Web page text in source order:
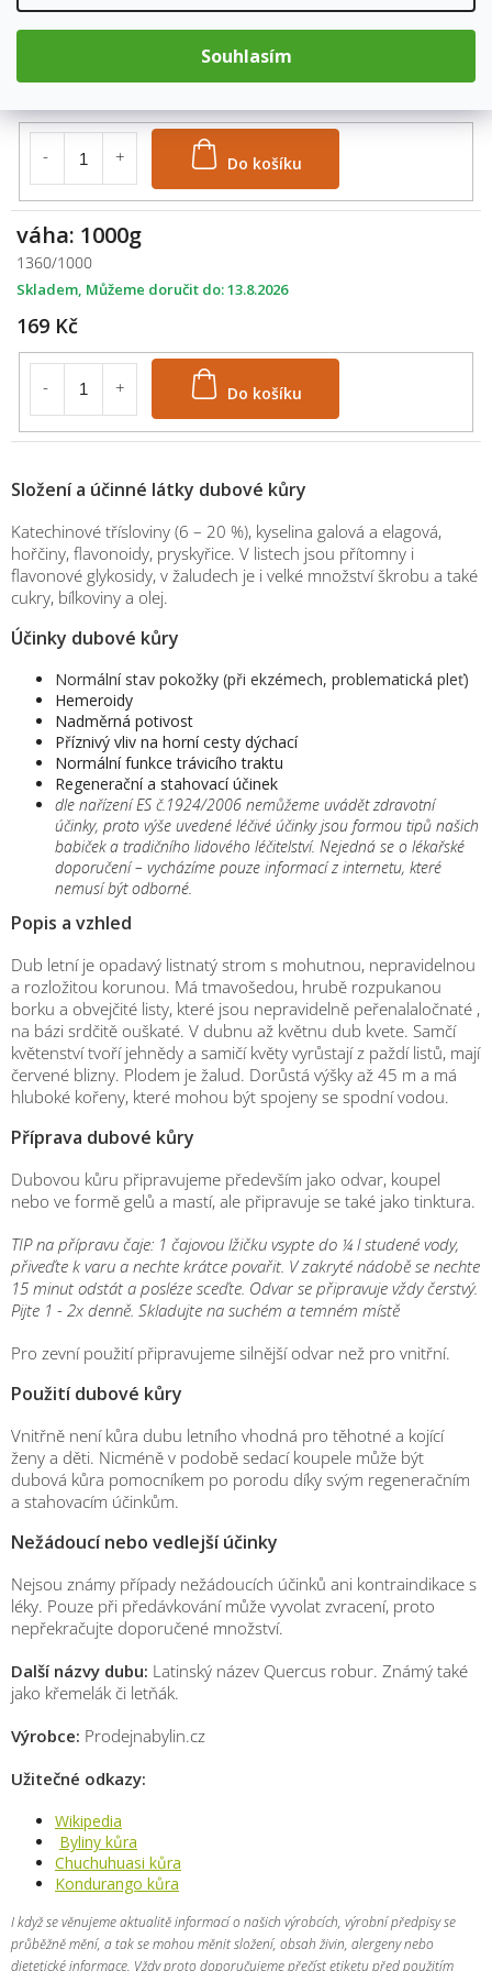
Souhlasím
1360/500
13.8.2026
váha: 1000g
1360/1000
169 Kč
Do košíku
Skladem 13.8.2026
Složení a účinné látky dubové kůry
Katechinové třísloviny (6 – 20 %), kyselina galová a elagová,
hořčiny, flavonoidy, pryskyřice. V listech jsou přítomny i
flavonové glykosidy, v žaludech je i velké množství škrobu a také
cukry, bílkoviny a olej.
Účinky dubové kůry
Normální stav pokožky (při ekzémech, problematická pleť)
Hemeroidy
Nadměrná potivost
Příznivý vliv na horní cesty dýchací
Normální funkce trávicího traktu
Regenerační a stahovací účinek
dle nařízení ES č.1924/2006 nemůžeme uvádět zdravotní
účinky, proto výše uvedené léčivé účinky jsou formou tipů našich
babiček a tradičního lidového léčitelství. Nejedná se o lékařské
doporučení – vycházíme pouze informací z internetu, které
nemusí být odborné.
Popis a vzhled
Dub letní je opadavý listnatý strom s mohutnou, nepravidelnou
a rozložitou korunou. Má tmavošedou, hrubě rozpukanou
borku a obvejčité listy, které jsou nepravidelně peřenalaločnaté ,
na bázi srdčitě ouškaté. V dubnu až květnu dub kvete. Samčí
květenství tvoří jehnědy a samičí květy vyrůstají z paždí listů, mají
červené blizny. Plodem je žalud. Dorůstá výšky až 45 m a má
hluboké kořeny, které mohou být spojeny se spodní vodou.
Příprava dubové kůry
Dubovou kůru připravujeme především jako odvar, koupel
nebo ve formě gelů a mastí, ale připravuje se také jako tinktura.
TIP na přípravu čaje: 1 čajovou lžičku vsypte do ¼ l studené vody,
přiveďte k varu a nechte krátce povařit. V zakryté nádobě se nechte
15 minut odstát a posléze sceďte. Odvar se připravuje vždy čerstvý.
Pijte 1 - 2x denně. Skladujte na suchém a temném místě
Pro zevní použití připravujeme silnější odvar než pro vnitřní.
Použití dubové kůry
Vnitřně není kůra dubu letního vhodná pro těhotné a kojící
ženy a děti. Nicméně v podobě sedací koupele může být
dubová kůra pomocníkem po porodu díky svým regeneračním
a stahovacím účinkům.
Nežádoucí nebo vedlejší účinky
Nejsou známy případy nežádoucích účinků ani kontraindikace s
léky. Pouze při předávkování může vyvolat zvracení, proto
nepřekračujte doporučené množství.
Další názvy dubu: Latinský název Quercus robur. Známý také
jako křemelák či letňák.
Výrobce: Prodejnabylin.cz
Užitečné odkazy:
Wikipedia
Byliny kůra
Chuchuhuasi kůra
Kondurango kůra
I když se věnujeme aktualitě informací o našich výrobcích, výrobní předpisy se
průběžně mění, a tak se mohou měnit složení, obsah živin, alergeny nebo
dietetické informace. Vždy proto doporučujeme přečíst etiketu před použitím